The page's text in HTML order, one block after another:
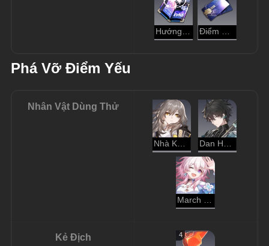
Hướng Dẫn Dạo Chơi Điểm Tín Dụng
Phá Vỡ Điểm Yếu
Nhân Vật Dùng Thử
Nhà Khai Phá - Hủy Diệt
March 7th
Kẻ Địch 4